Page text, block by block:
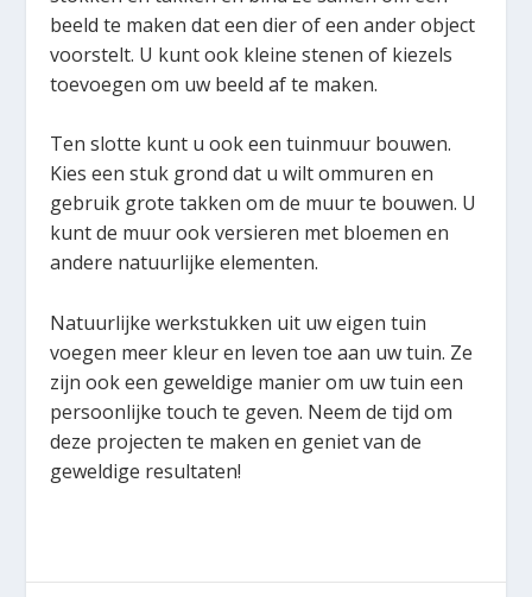
beeld te maken dat een dier of een ander object
voorstelt. U kunt ook kleine stenen of kiezels
toevoegen om uw beeld af te maken.
Ten slotte kunt u ook een tuinmuur bouwen.
Kies een stuk grond dat u wilt ommuren en
gebruik grote takken om de muur te bouwen. U
kunt de muur ook versieren met bloemen en
andere natuurlijke elementen.
Natuurlijke werkstukken uit uw eigen tuin
voegen meer kleur en leven toe aan uw tuin. Ze
zijn ook een geweldige manier om uw tuin een
persoonlijke touch te geven. Neem de tijd om
deze projecten te maken en geniet van de
geweldige resultaten!